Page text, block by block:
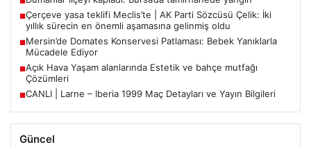
■Çerçeve yasa teklifi Meclis’te | AK Parti Sözcüsü Çelik: İki
yıllık sürecin en önemli aşamasına gelinmiş oldu
■Mersin’de Domates Konservesi Patlaması: Bebek Yanıklarla
Mücadele Ediyor
■Açık Hava Yaşam alanlarında Estetik ve bahçe mutfağı
Çözümleri
■CANLI | Larne – Iberia 1999 Maç Detayları ve Yayın Bilgileri
Güncel